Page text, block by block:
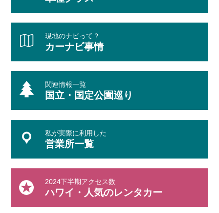
現地のナビって？
カーナビ事情
関連情報一覧
国立・国定公園巡り
私が実際に利用した
営業所一覧
2024下半期アクセス数
ハワイ・人気のレンタカー